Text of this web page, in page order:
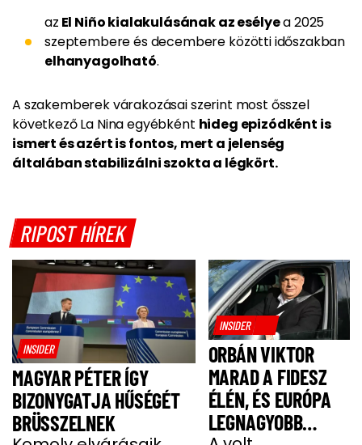
az El Niño kialakulásának az esélyea 2025
szeptembere és decembere közötti időszakban
elhanyagolható.
A szakemberek várakozásai szerint most ősszel
következő La Nina egyébként hideg epizódként is
ismert és azért is fontos, mert a jelenség
általában stabilizálni szokta a légkört.
RIPOST HÍREK
INSIDER
MAGYAR PÉTER ÍGY
BIZONYGATJA HŰSÉGÉT
BRÜSSZELNEK
INSIDER
ORBÁN VIKTOR
MARAD A FIDESZ
ÉLÉN, ÉS EURÓPA
LEGNAGYOBB